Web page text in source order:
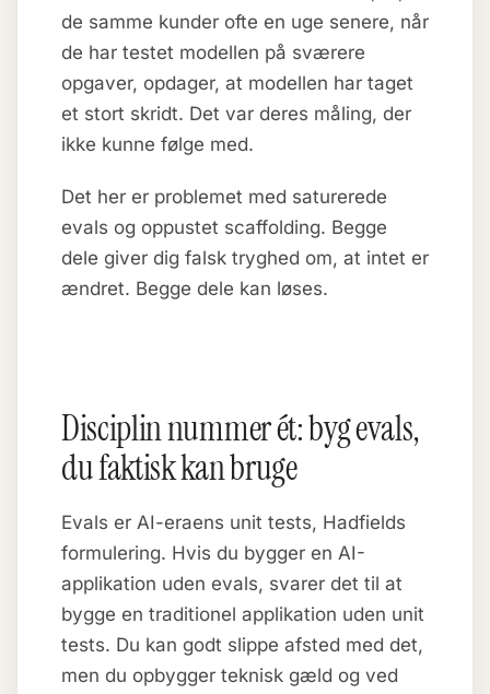
de samme kunder ofte en uge senere, når
de har testet modellen på sværere
opgaver, opdager, at modellen har taget
et stort skridt. Det var deres måling, der
ikke kunne følge med.
Det her er problemet med saturerede
evals og oppustet scaffolding. Begge
dele giver dig falsk tryghed om, at intet er
ændret. Begge dele kan løses.
Disciplin nummer ét: byg evals,
du faktisk kan bruge
Evals er AI-eraens unit tests, Hadfields
formulering. Hvis du bygger en AI-
applikation uden evals, svarer det til at
bygge en traditionel applikation uden unit
tests. Du kan godt slippe afsted med det,
men du opbygger teknisk gæld og ved